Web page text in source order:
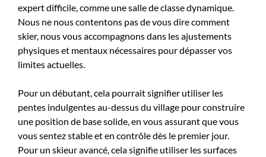
expert difficile, comme une salle de classe dynamique.
Nous ne nous contentons pas de vous dire comment
skier, nous vous accompagnons dans les ajustements
physiques et mentaux nécessaires pour dépasser vos
limites actuelles.
Pour un débutant, cela pourrait signifier utiliser les
pentes indulgentes au-dessus du village pour construire
une position de base solide, en vous assurant que vous
vous sentez stable et en contrôle dès le premier jour.
Pour un skieur avancé, cela signifie utiliser les surfaces